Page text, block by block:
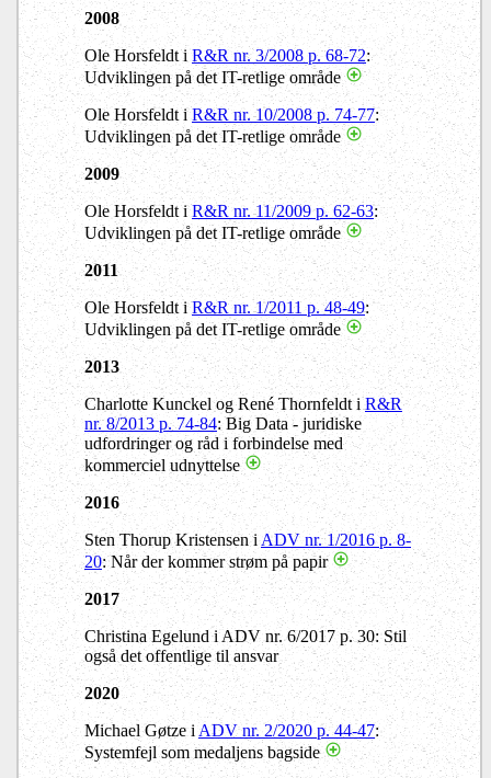
2008
Ole Horsfeldt i R&R nr. 3/2008 p. 68-72:
Udviklingen på det IT-retlige område
Ole Horsfeldt iR&R nr. 10/2008 p. 74-77:
Udviklingen på det IT-retlige område
2009
Ole Horsfeldt iR&R nr. 11/2009 p. 62-63:
Udviklingen på det IT-retlige område
2011
Ole Horsfeldt iR&R nr. 1/2011 p. 48-49:
Udviklingen på det IT-retlige område
2013
Charlotte Kunckel og René Thornfeldt iR&R
nr. 8/2013 p. 74-84: Big Data - juridiske
udfordringer og råd i forbindelse med
kommerciel udnyttelse
2016
Sten Thorup Kristensen i ADV nr. 1/2016 p. 8-
20: Når der kommer strøm på papir
2017
Christina Egelund i ADV nr. 6/2017 p. 30: Stil
også det offentlige til ansvar
2020
Michael Gøtze i ADV nr. 2/2020 p. 44-47:
Systemfejl som medaljens bagside